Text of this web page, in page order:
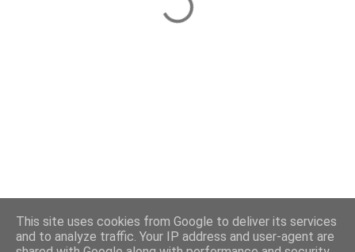
This site uses cookies from Google to deliver its services
and to analyze traffic. Your IP address and user-agent are